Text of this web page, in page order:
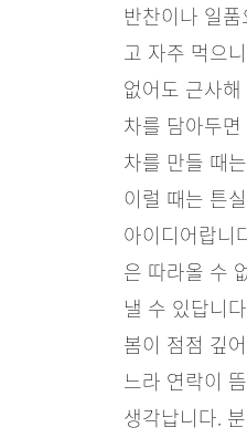
반찬이나 일
고 자주 먹으
없어도 근사
차를 담아두
차를 만들 때
이럴 때는 튼
아이디어랍니
은 따라올 수
낼 수 있답니
봄이 점점 깊
느라 연락이
생각납니다.